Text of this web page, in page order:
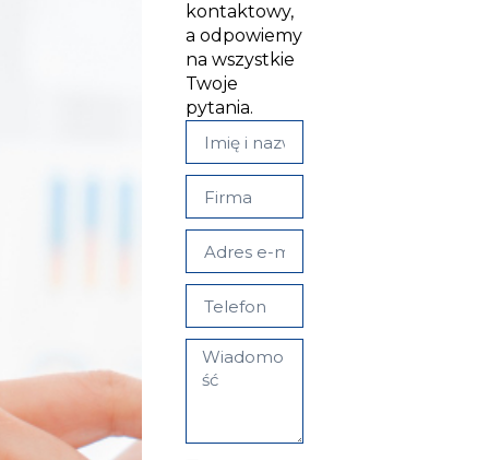
kontaktowy,
a odpowiemy
na wszystkie
Twoje
pytania.